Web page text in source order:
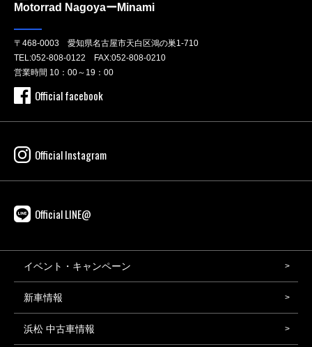
Motorrad NagoyaーMinami
〒468-0003 愛知県名古屋市天白区鴻の巣1-710
TEL:052-808-0122 FAX:052-808-0210
営業時間 10：00～19：00
Official facebook
Official Instagram
Official LINE@
イベント・キャンペーン
新車情報
浜松 中古車情報